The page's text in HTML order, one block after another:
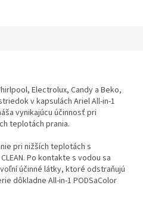
Electrolux, Candy a Beko,
v kapsulách Ariel All-in-1
vynikajúcu účinnosť pri
teplotách prania.
pri nižších teplotách s
Po kontakte s vodou sa
účinné látky, ktoré odstraňujú
dôkladne All-in-1 PODSaColor